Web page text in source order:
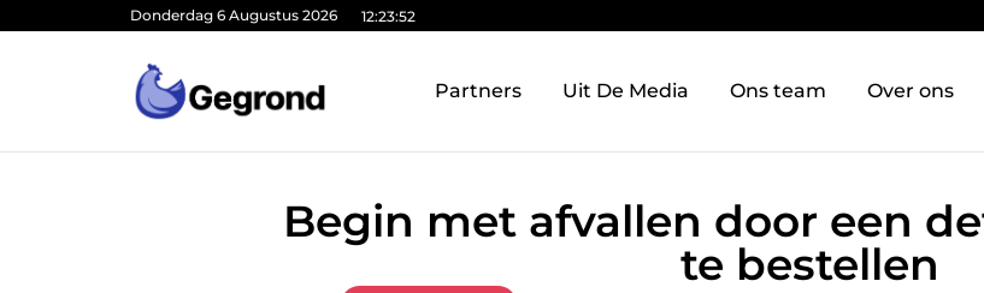
Donderdag 6 Augustus 2026 12:23:53
Partners Uit De Media Ons team Over ons
Begin met afvallen door een
te bestellen